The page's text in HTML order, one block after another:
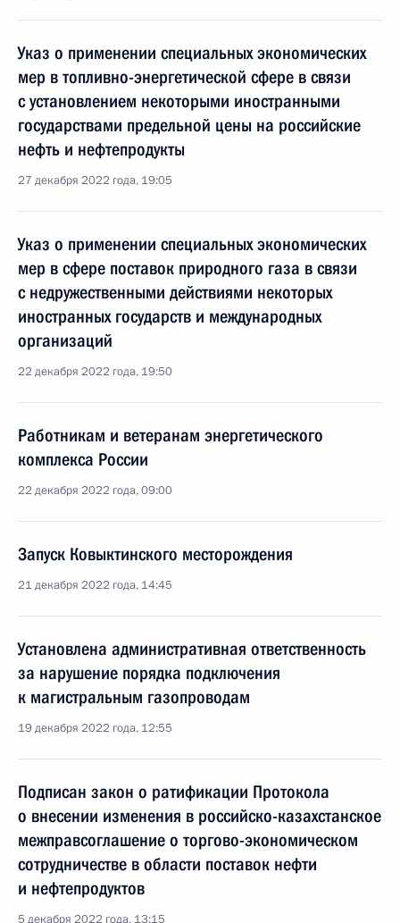
Указ о применении специальных экономических
мер в топливно-энергетической сфере в связи
с установлением некоторыми иностранными
государствами предельной цены на российские
нефть и нефтепродукты
27 декабря 2022 года, 19:05
Указ о применении специальных экономических
мер в сфере поставок природного газа в связи
с недружественными действиями некоторых
иностранных государств и международных
организаций
22 декабря 2022 года, 19:50
Работникам и ветеранам энергетического
комплекса России
22 декабря 2022 года, 09:00
Запуск Ковыктинского месторождения
21 декабря 2022 года, 14:45
Установлена административная ответственность
за нарушение порядка подключения
к магистральным газопроводам
19 декабря 2022 года, 12:55
Подписан закон о ратификации Протокола
о внесении изменения в российско-казахстанское
межправсоглашение о торгово-экономическом
сотрудничестве в области поставок нефти
и нефтепродуктов
5 декабря 2022 года, 13:15